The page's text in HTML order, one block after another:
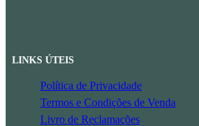
LINKS ÚTEIS
Política de Privacidade
Termos e Condições de Venda
Livro de Reclamações